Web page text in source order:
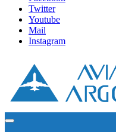
Twitter
Youtube
Mail
Instagram